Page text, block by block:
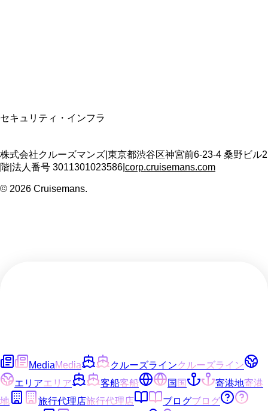
セキュリティ・インフラ
株式会社クルーズマンズ 東京都渋谷区神宮前6-23-4 桑野ビル2
階 法人番号 3011301023586 corp.cruisemans.com
© 2026 Cruisemans.
MediaMedia クルーズラインクルーズライン
エリアエリア 客船客船 国国 寄港地寄港
地
旅行代理店旅行代理店 ブログブログ